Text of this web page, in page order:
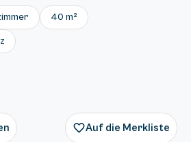
40 m²
Auf die Merkliste